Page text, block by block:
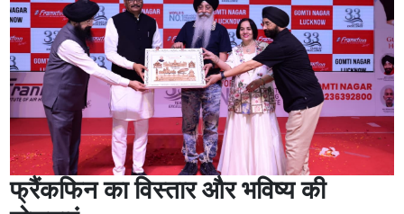
फ्रैंकफिन का विस्तार और भविष्य की